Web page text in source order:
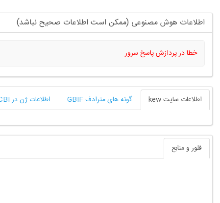
اطلاعات هوش مصنوعی (ممکن است اطلاعات صحیح نباشد)
خطا در پردازش پاسخ سرور.
اطلاعات سایت kew گونه های مترادف GBIF اطلاعات ژن در NCBI
فلور و منابع